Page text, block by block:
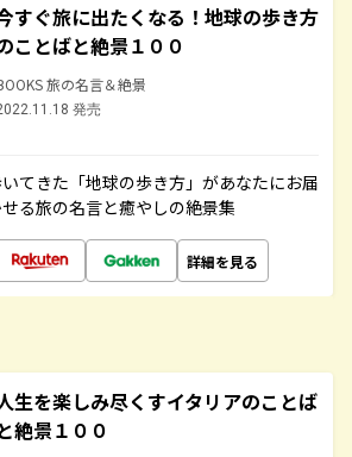
すぐ旅に出たくなる！地球の歩き方
ことばと絶景１００
旅の名言＆絶景
発売
てきた「地球の歩き方」があなたにお届
る旅の名言と癒やしの絶景集
詳細を見る
生を楽しみ尽くすイタリアのことば
絶景１００